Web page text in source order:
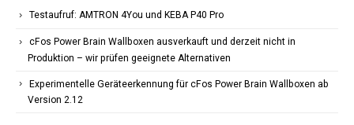
Testaufruf: AMTRON 4You und KEBA P40 Pro
cFos Power Brain Wallboxen ausverkauft und derzeit nicht in
Produktion – wir prüfen geeignete Alternativen
Experimentelle Geräteerkennung für cFos Power Brain Wallboxen ab
Version 2.12